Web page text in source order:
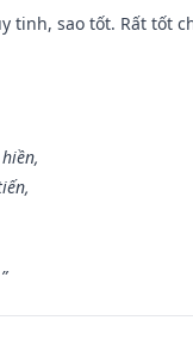
tinh, sao tốt. Rất